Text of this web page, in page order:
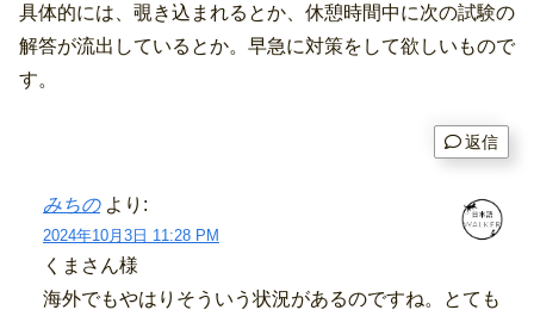
具体的には、覗き込まれるとか、休憩時間中に次の試験の
解答が流出しているとか。早急に対策をして欲しいもので
す。
返信
みちの より:
2024年10月3日 11:28 PM
くまさん様
海外でもやはりそういう状況があるのですね。とても